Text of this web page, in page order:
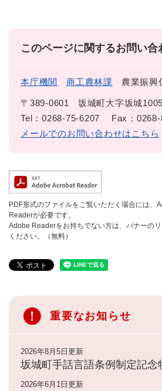
このページに関するお問い合
本庁機関 商工農林課 農業振興
〒389-0601
坂城町大字坂城
Tel：0268-75-6207
Fax：
メールでのお問い合わせはこちら
PDF形式のファイルをご覧いただく場合には、
Readerが必要です。
Adobe Readerをお持ちでない方は、バナーの
ください。（無料）
重要なお知らせ
2026年8月5日更新
坂城町手話言語条例制定記念
2026年6月1日更新